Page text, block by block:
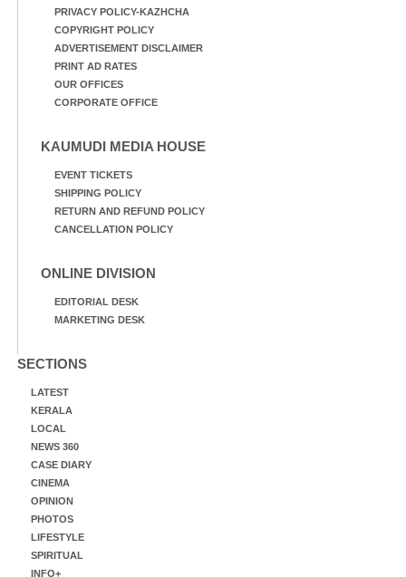
PRIVACY POLICY-KAZHCHA
COPYRIGHT POLICY
ADVERTISEMENT DISCLAIMER
PRINT AD RATES
OUR OFFICES
CORPORATE OFFICE
KAUMUDI MEDIA HOUSE
EVENT TICKETS
SHIPPING POLICY
RETURN AND REFUND POLICY
CANCELLATION POLICY
ONLINE DIVISION
EDITORIAL DESK
MARKETING DESK
SECTIONS
LATEST
KERALA
LOCAL
NEWS 360
CASE DIARY
CINEMA
OPINION
PHOTOS
LIFESTYLE
SPIRITUAL
INFO+